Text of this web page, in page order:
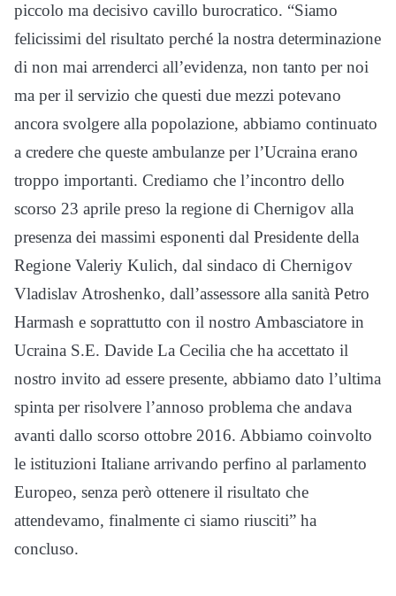
piccolo ma decisivo cavillo burocratico. “Siamo
felicissimi del risultato perché la nostra determinazione
di non mai arrenderci all’evidenza, non tanto per noi
ma per il servizio che questi due mezzi potevano
ancora svolgere alla popolazione, abbiamo continuato
a credere che queste ambulanze per l’Ucraina erano
troppo importanti. Crediamo che l’incontro dello
scorso 23 aprile preso la regione di Chernigov alla
presenza dei massimi esponenti dal Presidente della
Regione Valeriy Kulich, dal sindaco di Chernigov
Vladislav Atroshenko, dall’assessore alla sanità Petro
Harmash e soprattutto con il nostro Ambasciatore in
Ucraina S.E. Davide La Cecilia che ha accettato il
nostro invito ad essere presente, abbiamo dato l’ultima
spinta per risolvere l’annoso problema che andava
avanti dallo scorso ottobre 2016. Abbiamo coinvolto
le istituzioni Italiane arrivando perfino al parlamento
Europeo, senza però ottenere il risultato che
attendevamo, finalmente ci siamo riusciti” ha
concluso.